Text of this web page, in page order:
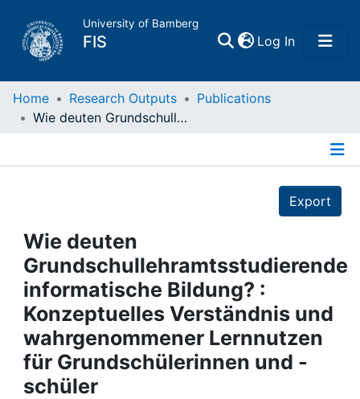
University of Bamberg
FIS Log In(current)
Home
Projects
People
Institutions
Awards
Home Research Outputs
Publications
Wie deuten Grundschullehramtsstudierende informatische Bildung? : Konzeptuelles Verständnis und wahrgenommener Lernnutzen für Grundschülerinnen und -schüler
Export
Wie deuten
Grundschullehramtsstudierende
informatische Bildung? :
Konzeptuelles Verständnis und
wahrgenommener Lernnutzen
für Grundschülerinnen und -
schüler